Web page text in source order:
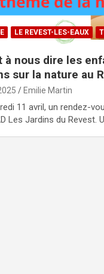
LE REVEST-LES-EAUX
à nous dire les
sur la nature au
Emilie Martin
11 avril, un rendez-
Les Jardins du Revest.